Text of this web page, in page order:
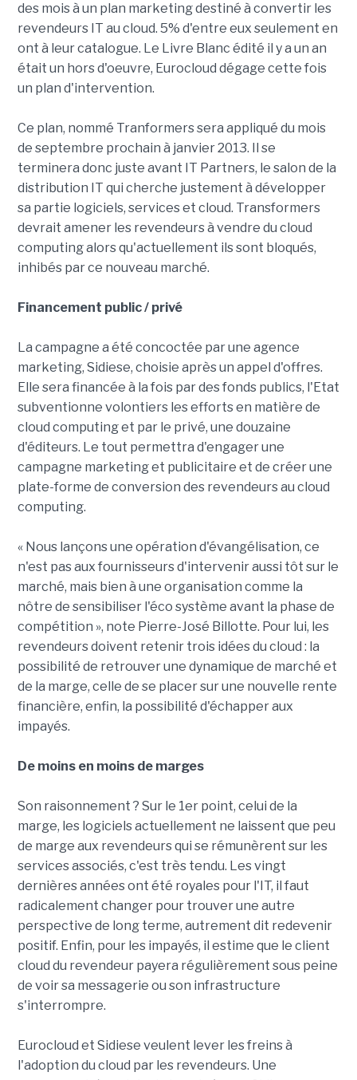
des mois à un plan marketing destiné à convertir les
revendeurs IT au cloud. 5% d'entre eux seulement en
ont à leur catalogue. Le Livre Blanc édité il y a un an
était un hors d'oeuvre, Eurocloud dégage cette fois
un plan d'intervention.
Ce plan, nommé Tranformers sera appliqué du mois
de septembre prochain à janvier 2013. Il se
terminera donc juste avant IT Partners, le salon de la
distribution IT qui cherche justement à développer
sa partie logiciels, services et cloud. Transformers
devrait amener les revendeurs à vendre du cloud
computing alors qu'actuellement ils sont bloqués,
inhibés par ce nouveau marché.
Financement public / privé
La campagne a été concoctée par une agence
marketing, Sidiese, choisie après un appel d'offres.
Elle sera financée à la fois par des fonds publics, l'Etat
subventionne volontiers les efforts en matière de
cloud computing et par le privé, une douzaine
d'éditeurs. Le tout permettra d'engager une
campagne marketing et publicitaire et de créer une
plate-forme de conversion des revendeurs au cloud
computing.
« Nous lançons une opération d'évangélisation, ce
n'est pas aux fournisseurs d'intervenir aussi tôt sur le
marché, mais bien à une organisation comme la
nôtre de sensibiliser l'éco système avant la phase de
compétition », note Pierre-José Billotte. Pour lui, les
revendeurs doivent retenir trois idées du cloud : la
possibilité de retrouver une dynamique de marché et
de la marge, celle de se placer sur une nouvelle rente
financière, enfin, la possibilité d'échapper aux
impayés.
De moins en moins de marges
Son raisonnement ? Sur le 1er point, celui de la
marge, les logiciels actuellement ne laissent que peu
de marge aux revendeurs qui se rémunèrent sur les
services associés, c'est très tendu. Les vingt
dernières années ont été royales pour l'IT, il faut
radicalement changer pour trouver une autre
perspective de long terme, autrement dit redevenir
positif. Enfin, pour les impayés, il estime que le client
cloud du revendeur payera régulièrement sous peine
de voir sa messagerie ou son infrastructure
s'interrompre.
Eurocloud et Sidiese veulent lever les freins à
l'adoption du cloud par les revendeurs. Une